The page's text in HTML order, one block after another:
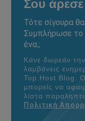
Σου
Τότε σίγουρα
Συμπλήρωσε το
ένα.;
Κάνε δωρεάν
λαμβάνεις
Τοp.Host Blog.
μπορείς να
λίστα
Πολιτική